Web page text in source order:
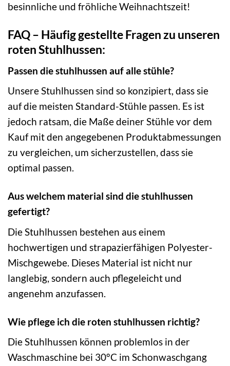
besinnliche und fröhliche Weihnachtszeit!
FAQ – Häufig gestellte Fragen zu unseren
roten Stuhlhussen:
Passen die stuhlhussen auf alle stühle?
Unsere Stuhlhussen sind so konzipiert, dass sie
auf die meisten Standard-Stühle passen. Es ist
jedoch ratsam, die Maße deiner Stühle vor dem
Kauf mit den angegebenen Produktabmessungen
zu vergleichen, um sicherzustellen, dass sie
optimal passen.
Aus welchem material sind die stuhlhussen
gefertigt?
Die Stuhlhussen bestehen aus einem
hochwertigen und strapazierfähigen Polyester-
Mischgewebe. Dieses Material ist nicht nur
langlebig, sondern auch pflegeleicht und
angenehm anzufassen.
Wie pflege ich die roten stuhlhussen richtig?
Die Stuhlhussen können problemlos in der
Waschmaschine bei 30°C im Schonwaschgang